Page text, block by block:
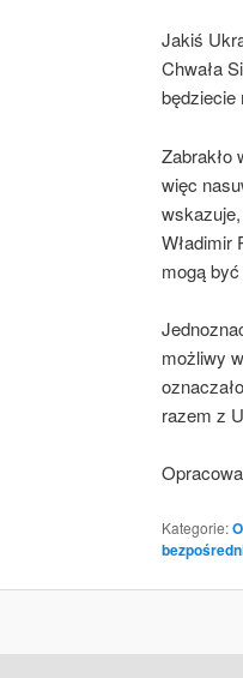
Jakiś
Chwała
będziecie
Zabrakło
więc
Władimir
mogą
możliwy
razem z
Kategorie: